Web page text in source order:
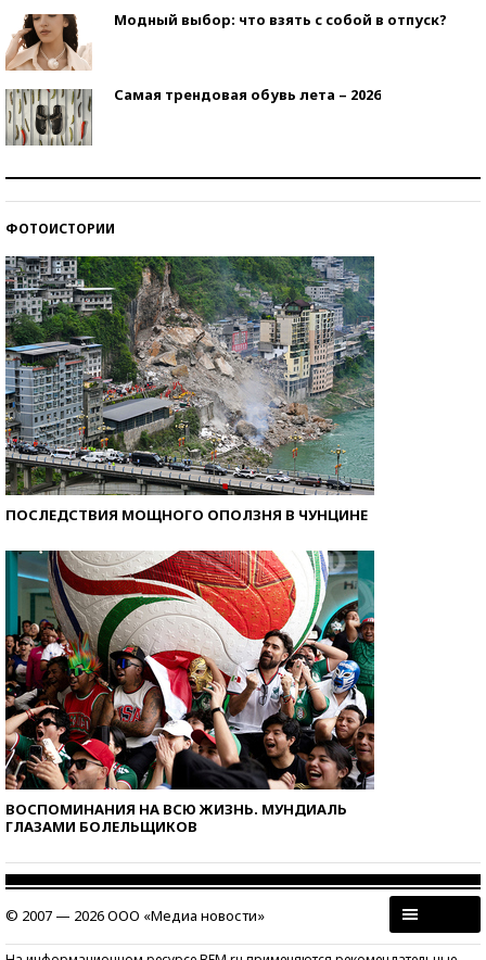
Модный выбор: что взять с собой в отпуск?
Самая трендовая обувь лета – 2026
ФОТОИСТОРИИ
ПОСЛЕДСТВИЯ МОЩНОГО ОПОЛЗНЯ В ЧУНЦИНЕ
ВОСПОМИНАНИЯ НА ВСЮ ЖИЗНЬ. МУНДИАЛЬ
ГЛАЗАМИ БОЛЕЛЬЩИКОВ
© 2007 — 2026 ООО «Медиа новости»